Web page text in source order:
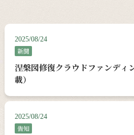
2025/08/24
新聞
涅槃図修復クラウドファンディ
載）
2025/08/24
告知